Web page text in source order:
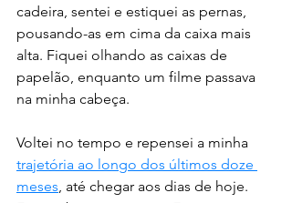
cadeira, sentei e estiquei as pernas,
pousando-as em cima da caixa mais
alta. Fiquei olhando as caixas de
papelão, enquanto um filme passava
na minha cabeça.
Voltei no tempo e repensei a minha
trajetória ao longo dos últimos doze
meses, até chegar aos dias de hoje.